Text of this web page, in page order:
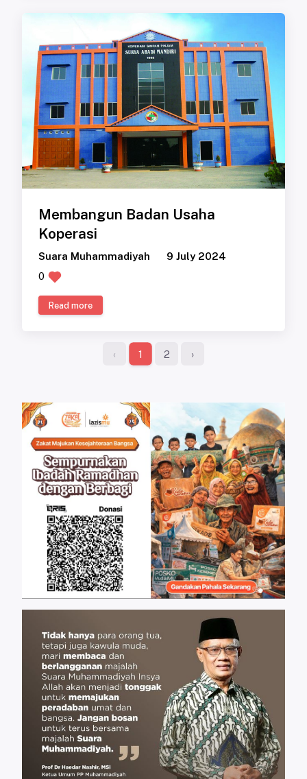
Membangun Badan Usaha
Koperasi
Suara Muhammadiyah
9 July 2024
0
Read more
‹ 1 2 ›